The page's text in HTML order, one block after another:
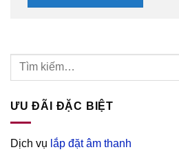
ƯU ĐÃI ĐẶC BIỆT
Dịch vụ lắp đặt âm thanh